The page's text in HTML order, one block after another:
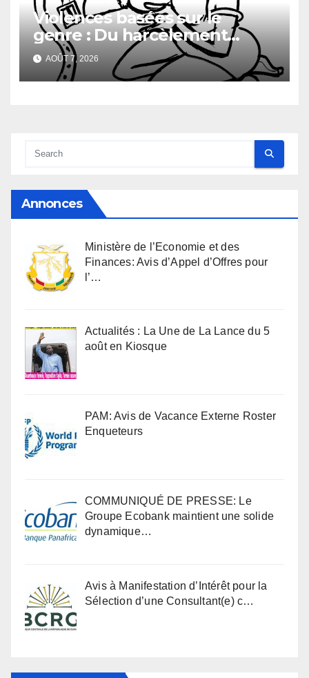
Violences basées sur le
genre : Du harcèlement
sexuel
AOÛT 7, 2026
Annonces
Ministère de l’Economie et des
Finances: Avis d’Appel d’Offres pour
l’…
Actualités : La Une de La Lance du 5
août en Kiosque
PAM: Avis de Vacance Externe Roster
Enqueteurs
COMMUNIQUÉ DE PRESSE: Le
Groupe Ecobank maintient une solide
dynamique…
Avis à Manifestation d’Intérêt pour la
Sélection d’une Consultant(e) c…